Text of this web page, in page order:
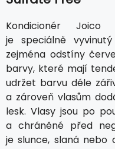
Kondicionér Joico
je speciálně
zejména odstíny
barvy, které mají
udržet barvu déle
a zároveň vlasům
lesk. Vlasy jsou po
a chráněné před
je slunce, slaná nebo